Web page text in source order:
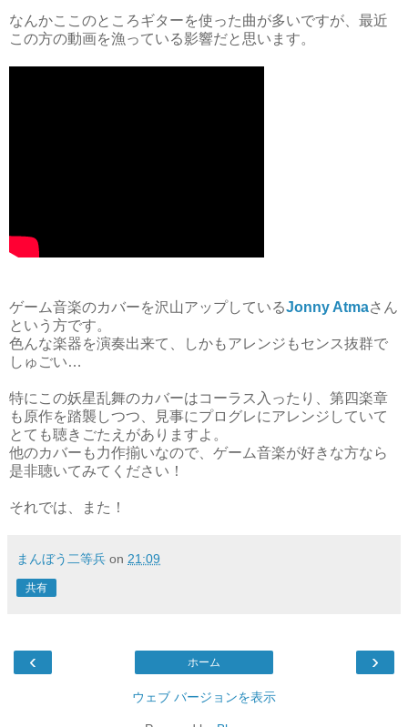
なんかここのところギターを使った曲が多いですが、最近
この方の動画を漁っている影響だと思います。
ゲーム音楽のカバーを沢山アップしているJonny Atmaさん
という方です。
色んな楽器を演奏出来て、しかもアレンジもセンス抜群で
しゅごい…
特にこの妖星乱舞のカバーはコーラス入ったり、第四楽章
も原作を踏襲しつつ、見事にプログレにアレンジしていて
とても聴きごたえがありますよ。
他のカバーも力作揃いなので、ゲーム音楽が好きな方なら
是非聴いてみてください！
それでは、また！
まんぼう二等兵 on 21:09
共有
‹ ›
ホーム
ウェブ バージョンを表示